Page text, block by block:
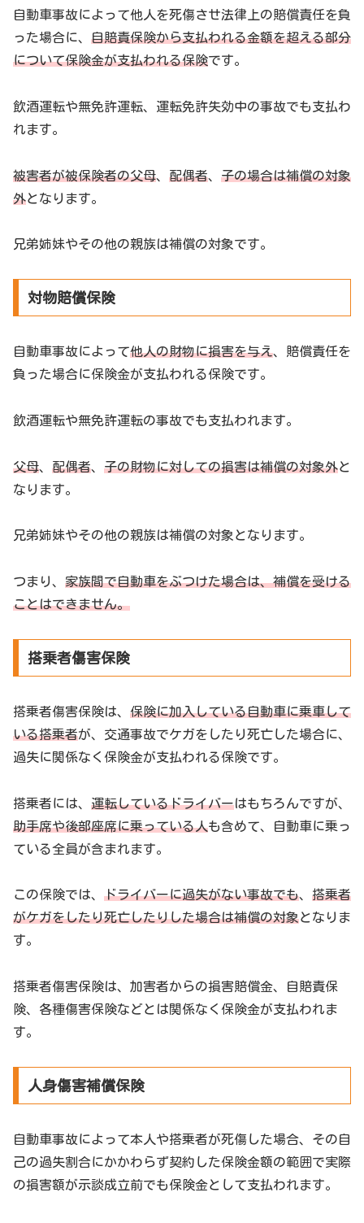
自動車事故によって他人を死傷させ法律上の賠償責任を負
った場合に、 自賠責保険から支払われる金額を超える部分
について保険金が支払われる保険です。
飲酒運転や無免許運転、運転免許失効中の事故でも支払わ
れます。
被害者が被保険者の父母、 配偶者、 子の場合は補償の対象
外となります。
兄弟姉妹やその他の親族は補償の対象です。
対物賠償保険
自動車事故によって他人の財物に損害を与え、賠償責任を
負った場合に保険金が支払われる保険です。
飲酒運転や無免許運転の事故でも支払われます。
父母、 配偶者、 子の財物に対しての損害は補償の対象外と
なります。
兄弟姉妹やその他の親族は補償の対象となります。
つまり、 家族間で自動車をぶつけた場合は、補償を受ける
ことはできません。
搭乗者傷害保険
搭乗者傷害保険は、 保険に加入している自動車に乗車して
いる搭乗者が、交通事故でケガをしたり死亡した場合に、
過失に関係なく保険金が支払われる保険です。
搭乗者には、 運転しているドライバーはもちろんですが、
助手席や後部座席に乗っている人も含めて、自動車に乗っ
ている全員が含まれます。
この保険では、 ドライバーに過失がない事故でも、 搭乗者
がケガをしたり死亡したりした場合は補償の対象となりま
す。
搭乗者傷害保険は、加害者からの損害賠償金、自賠責保
険、各種傷害保険などとは関係なく保険金が支払われま
す。
人身傷害補償保険
自動車事故によって本人や搭乗者が死傷した場合、その自
己の過失割合にかかわらず契約した保険金額の範囲で実際
の損害額が示談成立前でも保険金として支払われます。